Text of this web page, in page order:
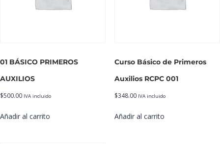
01 BÁSICO PRIMEROS
AUXILIOS
$500.00 IVA incluido
Añadir al carrito
Curso Básico de Primeros
Auxilios RCPC 001
$348.00 IVA incluido
Añadir al carrito